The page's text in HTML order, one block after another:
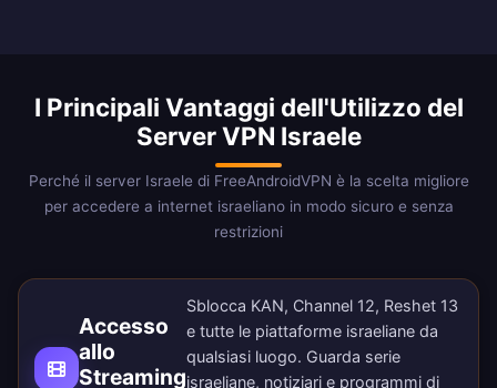
I Principali Vantaggi dell'Utilizzo del
Server VPN Israele
Perché il server Israele di FreeAndroidVPN è la scelta migliore
per accedere a internet israeliano in modo sicuro e senza
restrizioni
Accesso
allo
Streaming
Sblocca KAN, Channel 12, Reshet 13
e tutte le piattaforme israeliane da
qualsiasi luogo. Guarda serie
israeliane, notiziari e programmi di